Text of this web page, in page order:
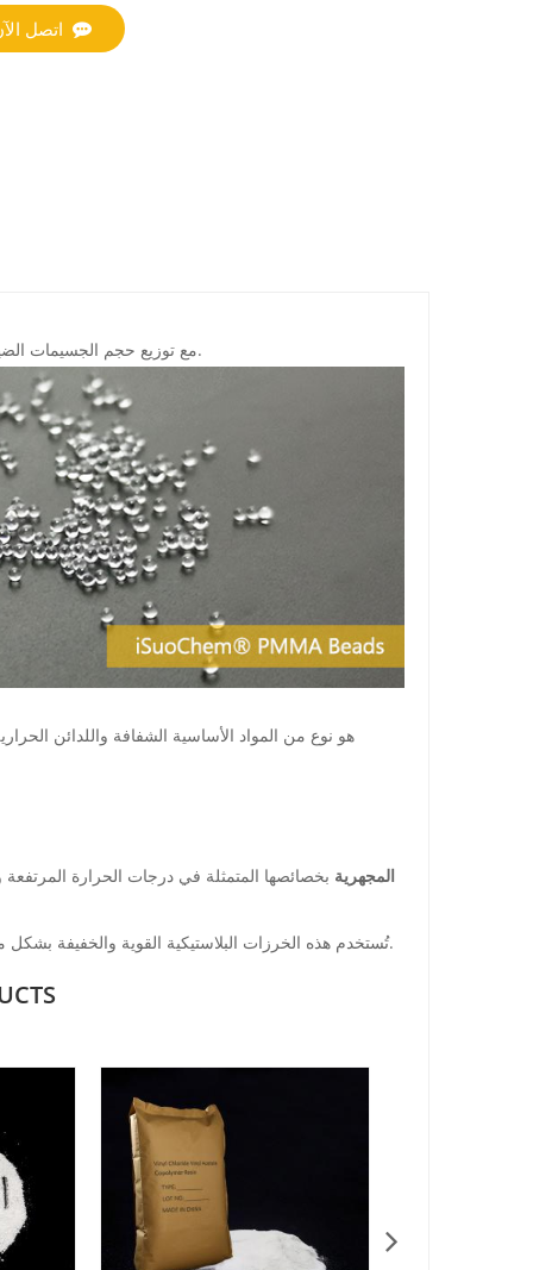
اتصل
مع توزيع حجم الجسيمات الضيق للغاية.
كريات PMMA المجهرية بخصائصها المتمثلة في درجات الحرارة المرتفعة
تُستخدم هذه الخرزات البلاستيكية القوية والخفيفة بشكل متكرر كمواد مالئة أو حشوات للفجوات أو جزيئات مرجعية في تطبيقات واسعة.